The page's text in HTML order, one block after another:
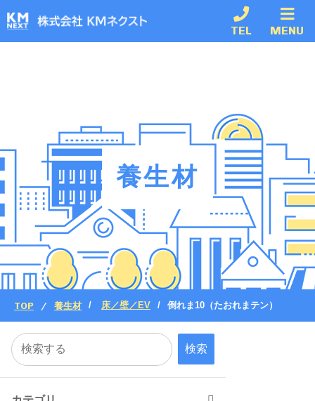
TEL MENU
養生材
TOP 養生材 床／壁／EV 倒れま10（たおれまテン）
検索